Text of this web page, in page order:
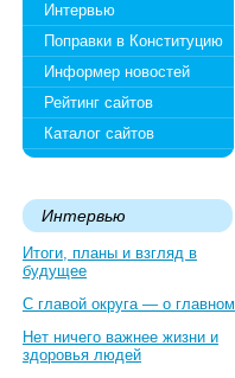
Интервью
Поправки в Конституцию
Информер новостей
Рейтинг сайтов
Каталог сайтов
Интервью
Итоги, планы и взгляд в
будущее
С главой округа — о главном
Нет ничего важнее жизни и
здоровья людей